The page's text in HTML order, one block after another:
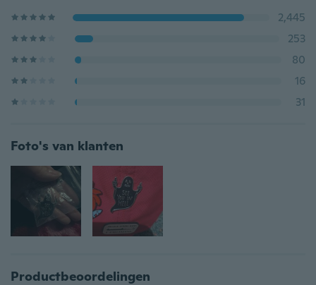
2,445
253
80
16
31
Foto's van klanten
Productbeoordelingen